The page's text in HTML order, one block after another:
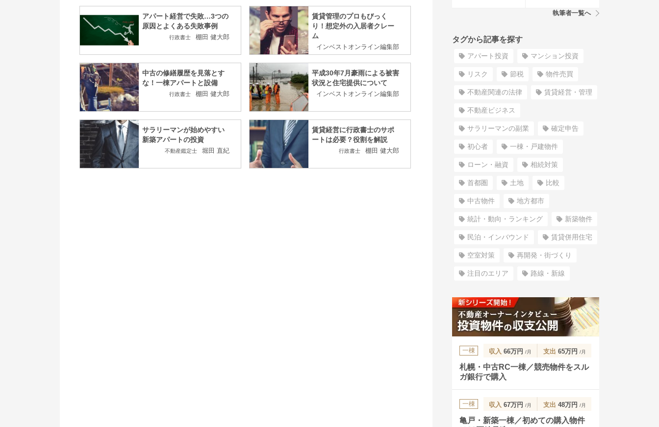
アパート経営で失敗…3つの
原因とよくある失敗事例
行政書士 棚田 健大郎
賃貸管理のプロもびっく
り！想定外の入居者クレー
ム
インベストオンライン編集部
中古の修繕履歴を見落とす
な！一棟アパートと設備
行政書士 棚田 健大郎
平成30年7月豪雨による被害
状況と住宅提供について
インベストオンライン編集部
サラリーマンが始めやすい
新築アパートの投資
不動産鑑定士 堀田 直紀
賃貸経営に行政書士のサポ
ートは必要？役割を解説
行政書士 棚田 健大郎
執筆者一覧へ
タグから記事を探す
アパート投資 マンション投資
リスク 節税 物件売買
不動産関連の法律 賃貸経営・管理
不動産ビジネス
サラリーマンの副業 確定申告
初心者 一棟・戸建物件
ローン・融資 相続対策
首都圏 土地 比較
中古物件 地方都市
統計・動向・ランキング 新築物件
民泊・インバウンド 賃貸併用住宅
空室対策 再開発・街づくり
注目のエリア 路線・新線
一棟 収入 66万円 /月 支出 65万円 /月
札幌・中古RC一棟／競売物件をスル
ガ銀行で購入
一棟 収入 67万円 /月 支出 48万円 /月
亀戸・新築一棟／初めての購入物件